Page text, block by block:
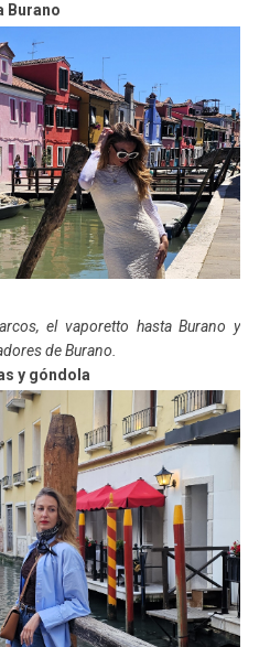
Burano
el vaporetto hasta Burano y
de Burano.
y góndola